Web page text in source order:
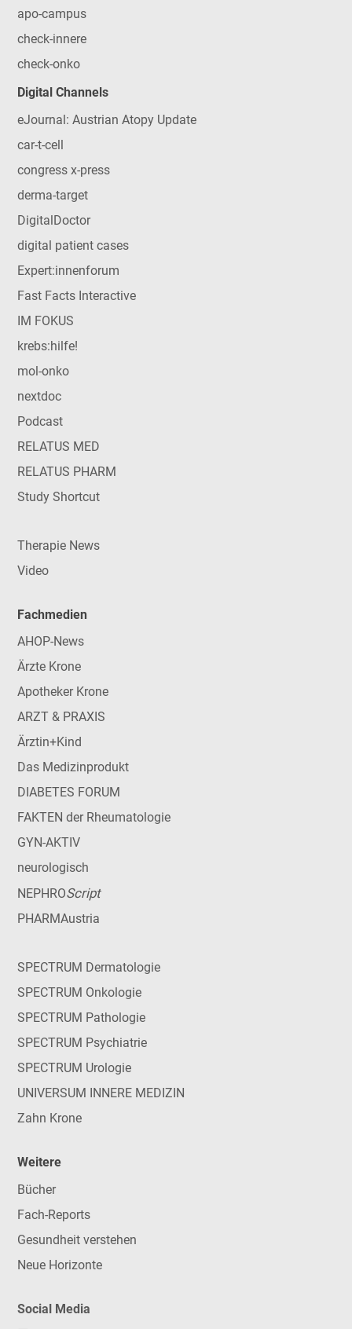
apo-campus
check-innere
check-onko
Digital Channels
eJournal: Austrian Atopy Update
car-t-cell
congress x-press
derma-target
DigitalDoctor
digital patient cases
Expert:innenforum
Fast Facts Interactive
IM FOKUS
krebs:hilfe!
mol-onko
nextdoc
Podcast
RELATUS MED
RELATUS PHARM
Study Shortcut
Therapie News
Video
Fachmedien
AHOP-News
Ärzte Krone
Apotheker Krone
ARZT & PRAXIS
Ärztin+Kind
Das Medizinprodukt
DIABETES FORUM
FAKTEN der Rheumatologie
GYN-AKTIV
neurologisch
NEPHROScript
PHARMAustria
SPECTRUM Dermatologie
SPECTRUM Onkologie
SPECTRUM Pathologie
SPECTRUM Psychiatrie
SPECTRUM Urologie
UNIVERSUM INNERE MEDIZIN
Zahn Krone
Weitere
Bücher
Fach-Reports
Gesundheit verstehen
Neue Horizonte
Social Media